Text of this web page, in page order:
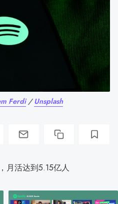
Ferdi/Unsplash
月活达到5.15亿人